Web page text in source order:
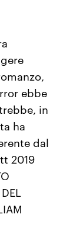
ebbe
in
ha
dal
2019